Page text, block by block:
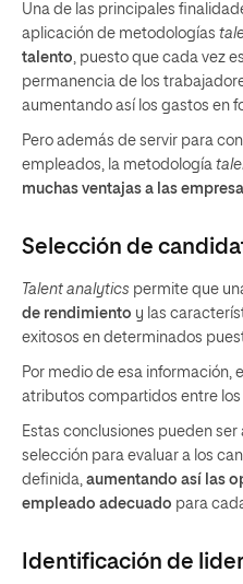
Una de las principales
aplicación de metodologías
talento , puesto que cada vez
permanencia de los
aumentando así los gastos en
Pero además de servir para
empleados, la metodología
muchas ventajas a las
Selección de
Talent analytics permite que
de rendimiento y las
exitosos en determinados
Por medio de esa información,
atributos compartidos entre
Estas conclusiones pueden
selección para evaluar a los
definida, aumentando así las
empleado adecuado para
Identificación de